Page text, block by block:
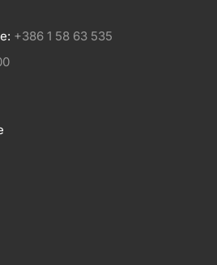
+386 1 58 63 535